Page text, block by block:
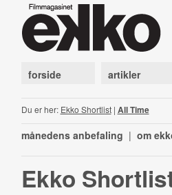
forside artikler
Du er her: Ekko Shortlist| All Time
månedens anbefaling | om
Ekko